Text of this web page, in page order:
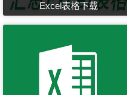
Excel表格下载